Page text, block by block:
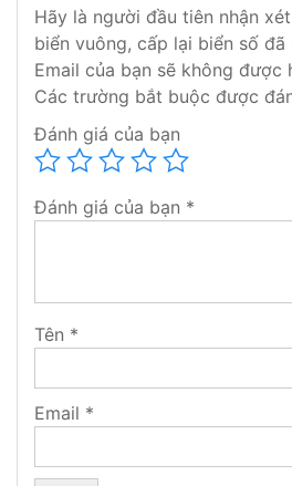
an để xin cấp biển
Bước 3: Chúng tôi sẽ giao
khách qua công ty chúng tôi
sẽ liên hệ ngay cho quý khách
Lý do bọn nên chọn
Hãy là người đầu tiên nhận
biển vuông, cấp lại biển số đã
Email của bạn sẽ không được
Các trường bắt buộc được
Đánh giá của bạn
Đánh giá của bạn *
Tên *
Email *